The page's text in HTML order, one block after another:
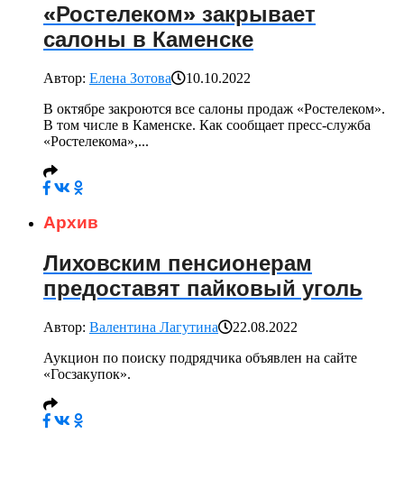
«Ростелеком» закрывает
салоны в Каменске
Автор: Елена Зотова
10.10.2022
В октябре закроются все салоны продаж «Ростелеком».
В том числе в Каменске. Как сообщает пресс-служба
«Ростелекома»,...
Архив
Лиховским пенсионерам
предоставят пайковый уголь
Автор: Валентина Лагутина
22.08.2022
Аукцион по поиску подрядчика объявлен на сайте
«Госзакупок».